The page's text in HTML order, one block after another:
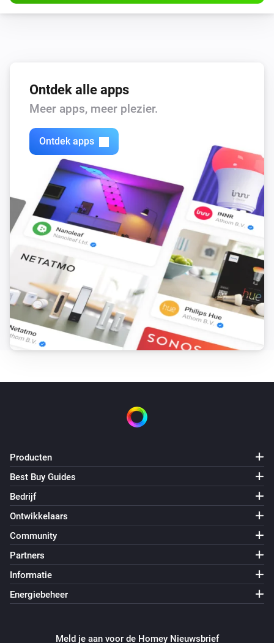
De oplaadstatus van de batterij is
Citroën
Update Vehicle Status
DS
Update Vehicle Status
Opel
i
Peugeot
Update Vehicle Status i
Ontdek alle apps
Meer apps, meer plezier.
Ontdek apps
Producten
Best Buy Guides
Bedrijf
Ontwikkelaars
Community
Partners
Informatie
Energiebeheer
Meld je aan voor de Homey Nieuwsbrief